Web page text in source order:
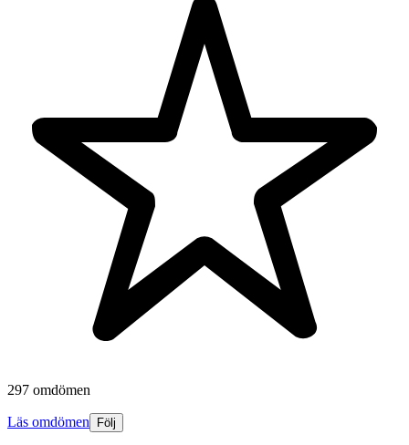
297 omdömen
Läs omdömen Följ